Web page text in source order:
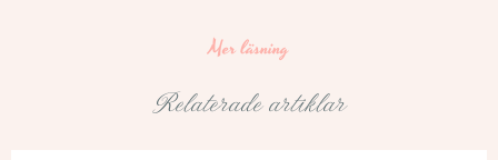
Mer läsning
Relaterade artiklar